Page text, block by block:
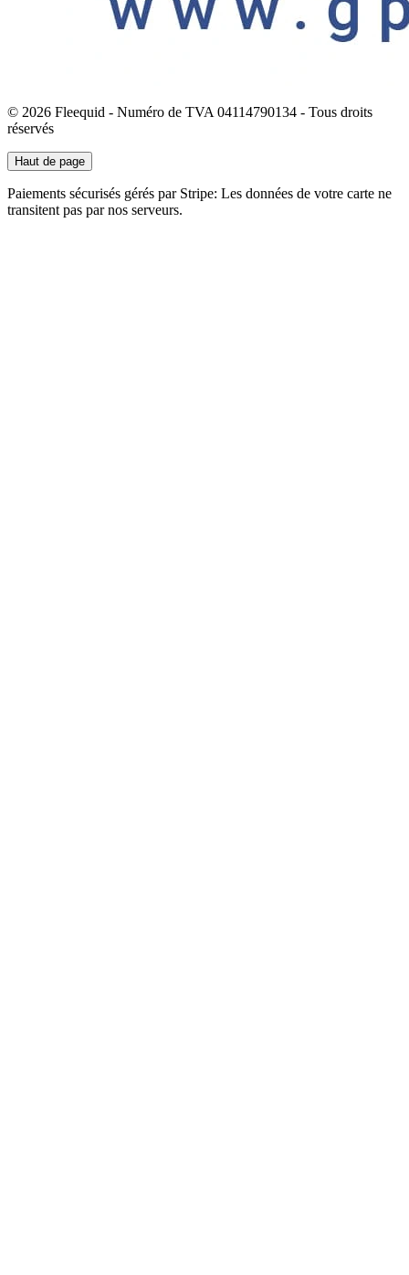
© 2026 Fleequid - Numéro de TVA 04114790134 - Tous droits
réservés
Haut de page
Paiements sécurisés gérés par Stripe: Les données de votre carte ne
transitent pas par nos serveurs.